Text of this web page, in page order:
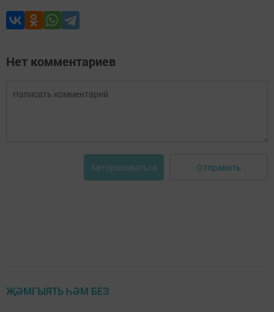
Нет комментариев
Авторизоваться Отправить
ҖӘМГЫЯТЬ ҺӘМ БЕЗ